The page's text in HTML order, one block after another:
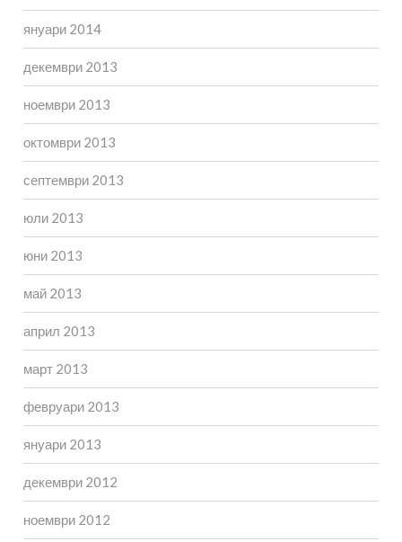
януари 2014
декември 2013
ноември 2013
октомври 2013
септември 2013
юли 2013
юни 2013
май 2013
април 2013
март 2013
февруари 2013
януари 2013
декември 2012
ноември 2012